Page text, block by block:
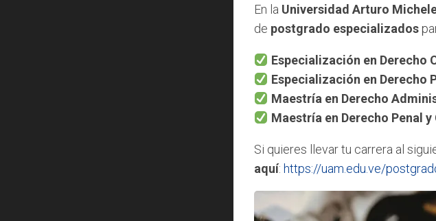
En la Universidad Arturo
de postgrado especializados
Especialización en Derecho
Especialización en Derecho
Maestría en Derecho
Maestría en Derecho Penal
Si quieres llevar tu carrera al
aquí: https://uam.edu.ve/